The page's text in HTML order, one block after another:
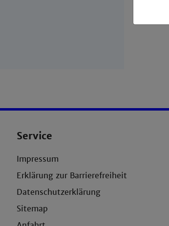
Service
Impressum
Erklärung zur Barrierefreiheit
Datenschutzerklärung
Sitemap